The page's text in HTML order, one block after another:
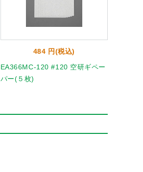
484 円(税込)
EA366MC-120 #120 空研ギペー
パー(５枚)